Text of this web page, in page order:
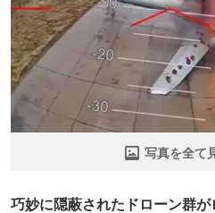
写真を全て
巧妙に隠蔽されたドローン群